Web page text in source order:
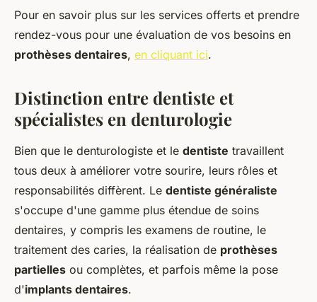
Pour en savoir plus sur les services offerts et prendre
rendez-vous pour une évaluation de vos besoins en
prothèses dentaires, en cliquant ici.
Distinction entre dentiste et
spécialistes en denturologie
Bien que le denturologiste et le dentiste travaillent
tous deux à améliorer votre sourire, leurs rôles et
responsabilités diffèrent. Le dentiste généraliste
s'occupe d'une gamme plus étendue de soins
dentaires, y compris les examens de routine, le
traitement des caries, la réalisation de prothèses
partielles ou complètes, et parfois même la pose
d'implants dentaires.